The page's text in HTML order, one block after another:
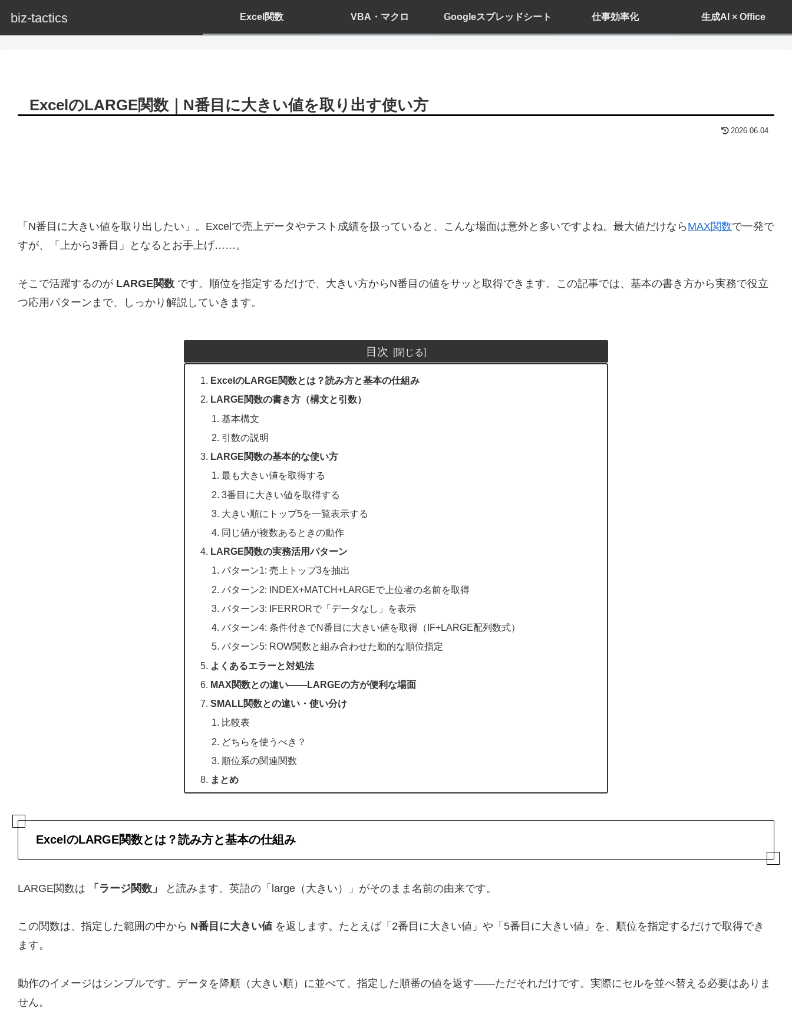
biz-tactics Excel関数 VBA・マクロ Googleスプレッドシート 仕事効率化 生成AI × Office
ExcelのLARGE関数｜N番目に大きい値を取り出す使い方
2026.06.04
「N番目に大きい値を取り出したい」。Excelで売上データやテスト成績を扱っていると、こんな場面は意外と多いですよね。最大値だけなら MAX関数で一発で
すが、「上から3番目」となるとお手上げ……。
そこで活躍するのが LARGE関数 です。順位を指定するだけで、大きい方からN番目の値をサッと取得できます。この記事では、基本の書き方から実務で役立
つ応用パターンまで、しっかり解説していきます。
目次
ExcelのLARGE関数とは？読み方と基本の仕組み
LARGE関数の書き方（構文と引数）
基本構文
引数の説明
LARGE関数の基本的な使い方
最も大きい値を取得する
3番目に大きい値を取得する
大きい順にトップ5を一覧表示する
同じ値が複数あるときの動作
LARGE関数の実務活用パターン
パターン1: 売上トップ3を抽出
パターン2: INDEX+MATCH+LARGEで上位者の名前を取得
パターン3: IFERRORで「データなし」を表示
パターン4: 条件付きでN番目に大きい値を取得（IF+LARGE配列数式）
パターン5: ROW関数と組み合わせた動的な順位指定
よくあるエラーと対処法
MAX関数との違い――LARGEの方が便利な場面
SMALL関数との違い・使い分け
比較表
どちらを使うべき？
順位系の関連関数
まとめ
ExcelのLARGE関数とは？読み方と基本の仕組み
LARGE関数は 「ラージ関数」 と読みます。英語の「large（大きい）」がそのまま名前の由来です。
この関数は、指定した範囲の中から N番目に大きい値 を返します。たとえば「2番目に大きい値」や「5番目に大きい値」を、順位を指定するだけで取得でき
ます。
動作のイメージはシンプルです。データを降順（大きい順）に並べて、指定した順番の値を返す――ただそれだけです。実際にセルを並べ替える必要はありま
せん。